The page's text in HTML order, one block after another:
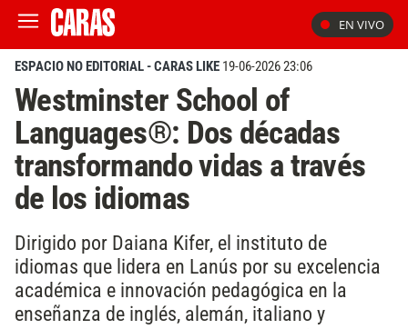
EN VIVO
ESPACIO NO EDITORIAL - CARAS LIKE 19-06-2026 23:06
Westminster School of
Languages®: Dos décadas
transformando vidas a través
de los idiomas
Dirigido por Daiana Kifer, el instituto de
idiomas que lidera en Lanús por su excelencia
académica e innovación pedagógica en la
enseñanza de inglés, alemán, italiano y